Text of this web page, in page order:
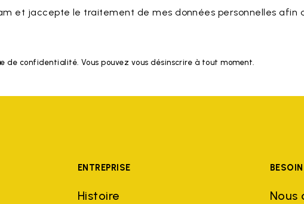
et jaccepte le traitement de mes données personnelles afin
de confidentialité. Vous pouvez vous désinscrire à tout moment.
ENTREPRISE
Histoire
Nous